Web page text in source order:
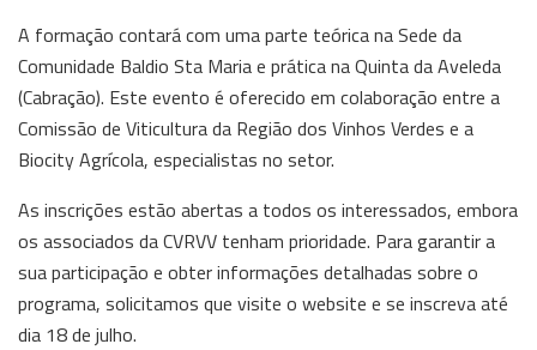
A formação contará com uma parte teórica na Sede da
Comunidade Baldio Sta Maria e prática na Quinta da Aveleda
(Cabração). Este evento é oferecido em colaboração entre a
Comissão de Viticultura da Região dos Vinhos Verdes e a
Biocity Agrícola, especialistas no setor.
As inscrições estão abertas a todos os interessados, embora
os associados da CVRVV tenham prioridade. Para garantir a
sua participação e obter informações detalhadas sobre o
programa, solicitamos que visite o website e se inscreva até
dia 18 de julho.